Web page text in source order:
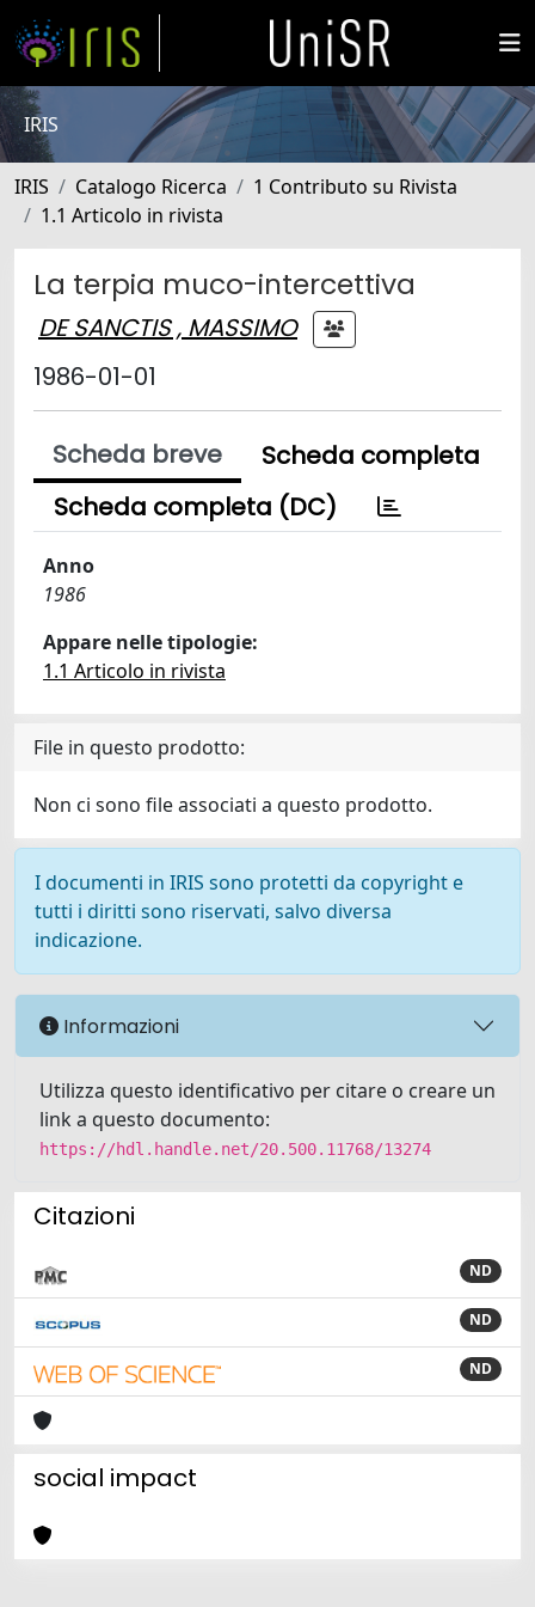
IRIS
IRIS Catalogo Ricerca
1 Contributo su Rivista
1.1 Articolo in rivista
La terpia muco-intercettiva
DE SANCTIS , MASSIMO
1986-01-01
Scheda breve
Scheda completa
Scheda completa (DC)
Anno
1986
Appare nelle tipologie:
1.1 Articolo in rivista
File in questo prodotto:
Non ci sono file associati a questo prodotto.
I documenti in IRIS sono protetti da copyright e
tutti i diritti sono riservati, salvo diversa
indicazione.
Informazioni
Utilizza questo identificativo per citare o creare un
link a questo documento:
https://hdl.handle.net/20.500.11768/13274
Citazioni
ND
ND
ND
social impact